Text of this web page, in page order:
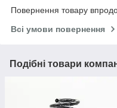
Повернення товару
Всі умови повернення
Подібні товари